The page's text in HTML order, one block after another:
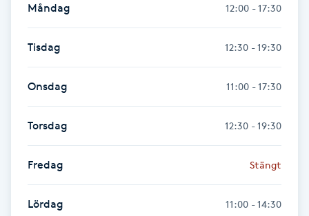
Funktionsanalys
Måndag 12:00 - 17:30
Tisdag 12:30 - 19:30
Onsdag 11:00 - 17:30
Torsdag 12:30 - 19:30
Fredag Stängt
Lördag 11:00 - 14:30